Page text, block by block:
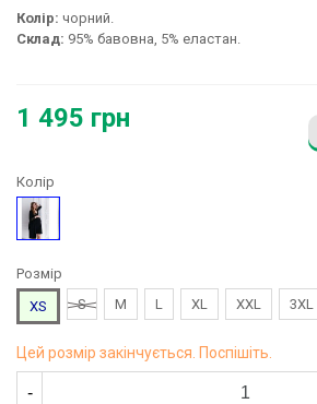
Колір: чорний.
Склад: 95% бавовна, 5% еластан.
1 495 грн
Колір
Чорний
Розмір
XS
S M L XL XXL 3XL
Цей розмір закінчується. Поспішіть.
-